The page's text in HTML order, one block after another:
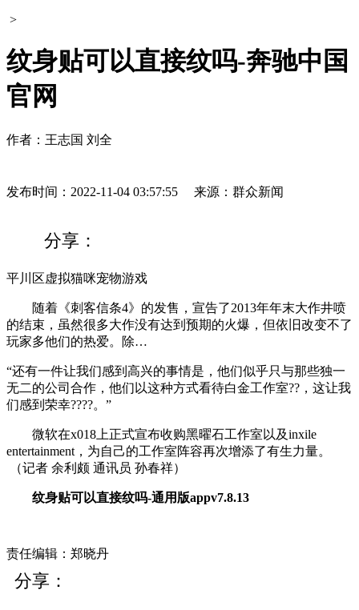
>
纹身贴可以直接纹吗-奔驰中国
官网
作者：王志国 刘全
发布时间：2022-11-04 03:57:55 来源：群众新闻
分享：
平川区虚拟猫咪宠物游戏
随着《刺客信条4》的发售，宣告了2013年年末大作井喷
的结束，虽然很多大作没有达到预期的火爆，但依旧改变不了
玩家多他们的热爱。除…
“还有一件让我们感到高兴的事情是，他们似乎只与那些独一
无二的公司合作，他们以这种方式看待白金工作室??，这让我
们感到荣幸????。”
微软在x018上正式宣布收购黑曜石工作室以及inxile
entertainment，为自己的工作室阵容再次增添了有生力量。
（记者 余利颇 通讯员 孙春祥）
纹身贴可以直接纹吗-通用版appv7.8.13
责任编辑：郑晓丹
分享：